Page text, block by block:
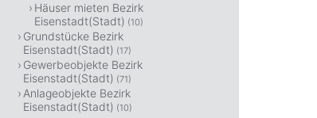
Häuser mieten Bezirk
Eisenstadt(Stadt) (10)
Grundstücke Bezirk
Eisenstadt(Stadt) (17)
Gewerbeobjekte Bezirk
Eisenstadt(Stadt) (71)
Anlageobjekte Bezirk
Eisenstadt(Stadt) (10)